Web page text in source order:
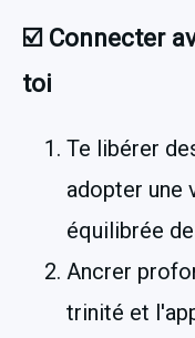
☑️ Connecter
toi
Te libérer
adopter une
équilibrée
Ancrer
trinité et